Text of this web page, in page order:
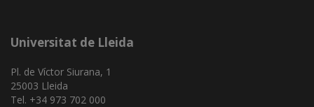
Universitat de Lleida
Pl. de Víctor Siurana, 1
25003 Lleida
Tel. +34 973 702 000